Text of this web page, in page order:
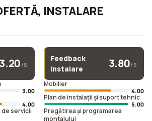
INSTALARE
3.20 /5
3.00
4.00
servicii
Feedback
instalare
3.80/5
Mobilier
4.00
Plan de instalații și suport tehnic
5.00
Pregătirea și programarea
montajului